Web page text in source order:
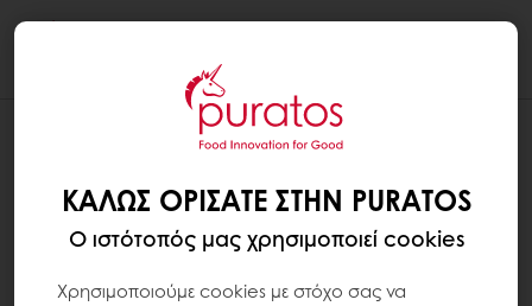
ΚΑΛΏΣ ΟΡΊΣΑΤΕ ΣΤΗΝ PURATOS
Ο ιστότοπός μας χρησιμοποιεί cookies
Χρησιμοποιούμε cookies με στόχο σας να